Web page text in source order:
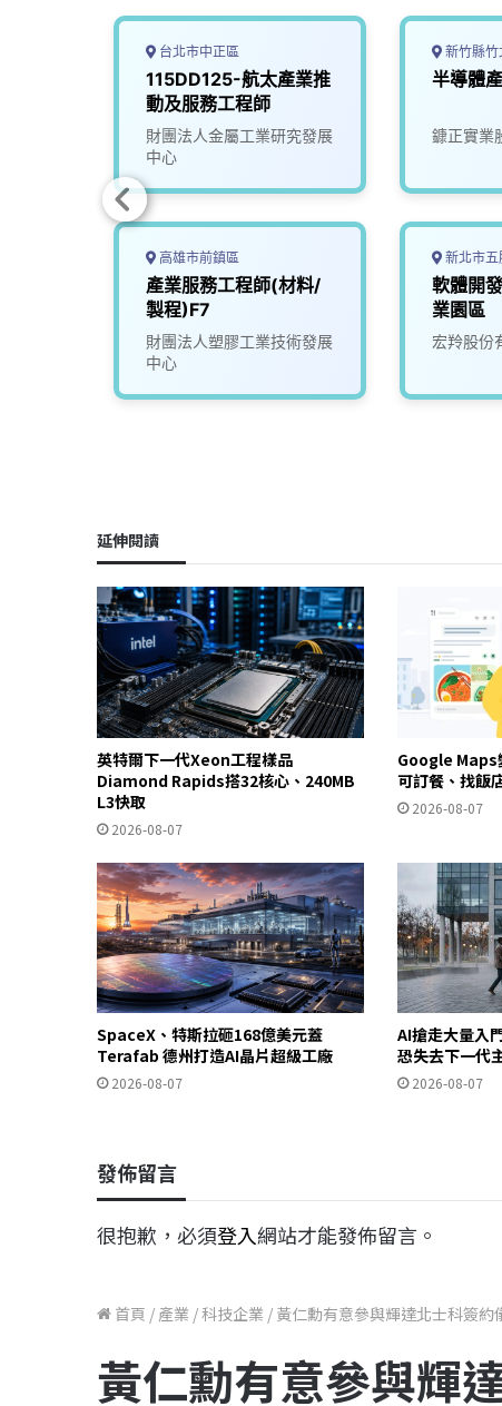
台北市中正區
115DD125-航太產業推
動及服務工程師
財團法人金屬工業研究發展
中心
高雄市前鎮區
產業服務工程師(材料/
製程)F7
財團法人塑膠工業技術發展
中心
新竹縣竹
半導體
鏮正實業
新北市五
軟體開
業園區
宏羚股份
延伸閱讀
英特爾下一代Xeon工程樣品
Diamond Rapids搭32核心、240MB
L3快取
2026-08-07
Google Maps
可訂餐、找飯
2026-08-07
SpaceX、特斯拉砸168億美元蓋
Terafab 德州打造AI晶片超級工廠
2026-08-07
AI搶走大量入
恐失去下一代
2026-08-07
發佈留言
很抱歉，必須登入網站才能發佈留言。